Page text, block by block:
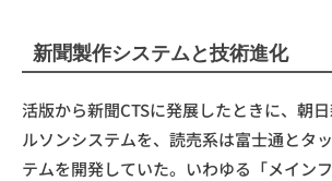
新聞製作システムと技術進化
活版から新聞CTSに発展したときに、朝
ルソンシステムを、読売系は富士通とタ
テムを開発していた。いわゆる「メイン